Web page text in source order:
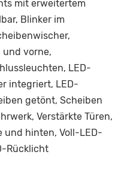
mit erweitertem
Blinker im
und vorne,
LED-
integriert, LED-
getönt, Scheiben
Verstärkte Türen,
und hinten, Voll-LED-
Rücklicht